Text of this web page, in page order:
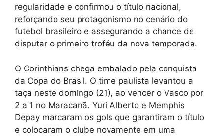
regularidade e confirmou o título nacional,
reforçando seu protagonismo no cenário do
futebol brasileiro e assegurando a chance de
disputar o primeiro troféu da nova temporada.
O Corinthians chega embalado pela conquista
da Copa do Brasil. O time paulista levantou a
taça neste domingo (21), ao vencer o Vasco por
2 a 1 no Maracanã. Yuri Alberto e Memphis
Depay marcaram os gols que garantiram o título
e colocaram o clube novamente em uma